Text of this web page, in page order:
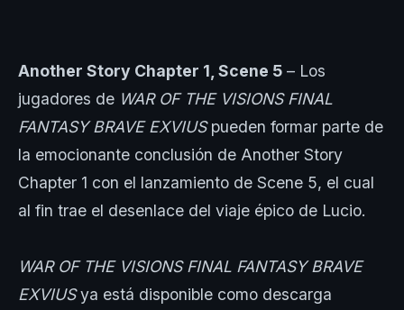
Another Story Chapter 1, Scene 5 – Los
jugadores de WAR OF THE VISIONS FINAL
FANTASY BRAVE EXVIUSpueden formar parte de
la emocionante conclusión de Another Story
Chapter 1 con el lanzamiento de Scene 5, el cual
al fin trae el desenlace del viaje épico de Lucio.
WAR OF THE VISIONS FINAL FANTASY BRAVE
EXVIUSya está disponible como descarga